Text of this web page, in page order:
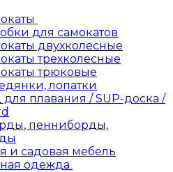
для самокатов
двухколесные
трехколесные
трюковые
лопатки
плавания / SUP-доска /
пенниборды,
и садовая мебель
одежда